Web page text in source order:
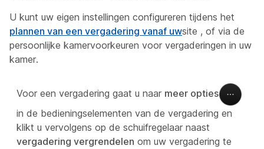
U kunt uw eigen instellingen configureren tijdens het
plannen van een vergadering vanaf uwsite , of via de
persoonlijke kamervoorkeuren voor vergaderingen in uw
kamer.
Voor een vergadering gaat u naar meer opties
in de bedieningselementen van de vergadering en
klikt u vervolgens op de schuifregelaar naast
vergadering vergrendelen om uw vergadering te